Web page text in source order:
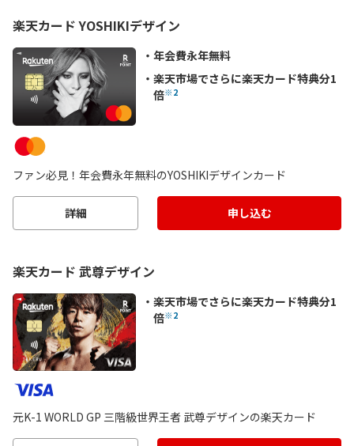
楽天カード YOSHIKIデザイン
年会費永年無料
楽天市場でさらに楽天カード特典分1
倍※2
ファン必見！年会費永年無料のYOSHIKIデザインカード
詳細 申し込む
楽天カード 武尊デザイン
楽天市場でさらに楽天カード特典分1
倍※2
元K-1 WORLD GP 三階級世界王者 武尊デザインの楽天カード